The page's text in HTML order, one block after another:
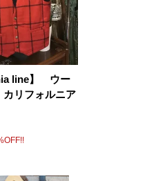
line】 ウー
リフォルニア